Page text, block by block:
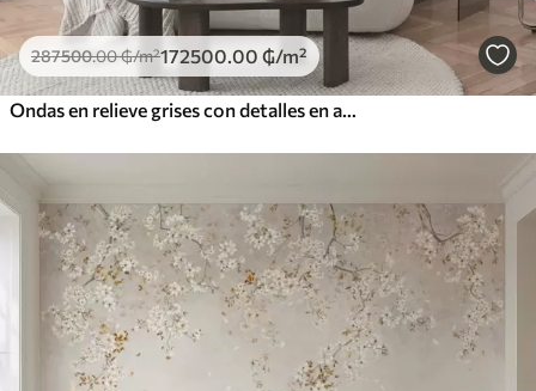
287500.00₲/m²172500 .00 ₲/m²